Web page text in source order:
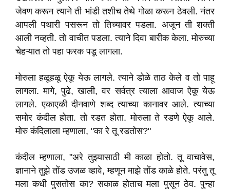
जेवण करून त्याने ती भांडी तशीच तेथे गोळा करून ठेवली. नंतर
आपली पथारी पसरून तो तिच्यावर पडला. अजून ती शक्ती
आली नव्हती. तो वाचीत पडला. त्याने दिवा बारीक केला. मोरुच्या
चेहऱ्यात तो पहा फरक पडू लागला.
मोरुला हळूहळू ऐकू येऊ लागले. त्याने डोळे ताठ केले व तो पाहू
लागला. मागे, पुढे, खाली, वर सर्वत्र त्याला आवाज ऐकू येऊ
लागले. एकाएकी दीनवाणे शब्द त्याच्या कानावर आले. त्याच्या
समोर कंदील होता. तो रडत होता. मोरुला ते रडणे ऐकू आले.
मोरु कंदिलाला म्हणाला, "का रे तू रडतोस?"
कंदील म्हणाला, "अरे तुझ्यासाठी मी काळा होतो. तू वाचावेस,
ज्ञानाने तुझे तोंड उजळ व्हावे, म्हणून माझे तोंड काळे होते. परंतु तू
मला कधी पुसतोस का? सकाळ होताच मला पुसून ठेव. पुन्हा